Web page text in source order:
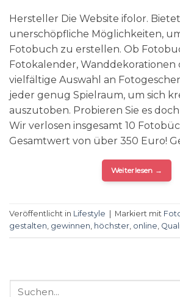
Hersteller Die Website ifolor.
unerschöpfliche Möglichkeiten,
Fotobuch zu erstellen. Ob
Fotokalender, Wanddekorationen
vielfältige Auswahl an
jeder genug Spielraum, um sich
auszutoben. Probieren Sie es
Wir verlosen insgesamt 10
Gesamtwert von über 350 Euro!
Weiterlesen →
Veröffentlicht in Lifestyle Markiert mit
gestalten gewinnen höchster online